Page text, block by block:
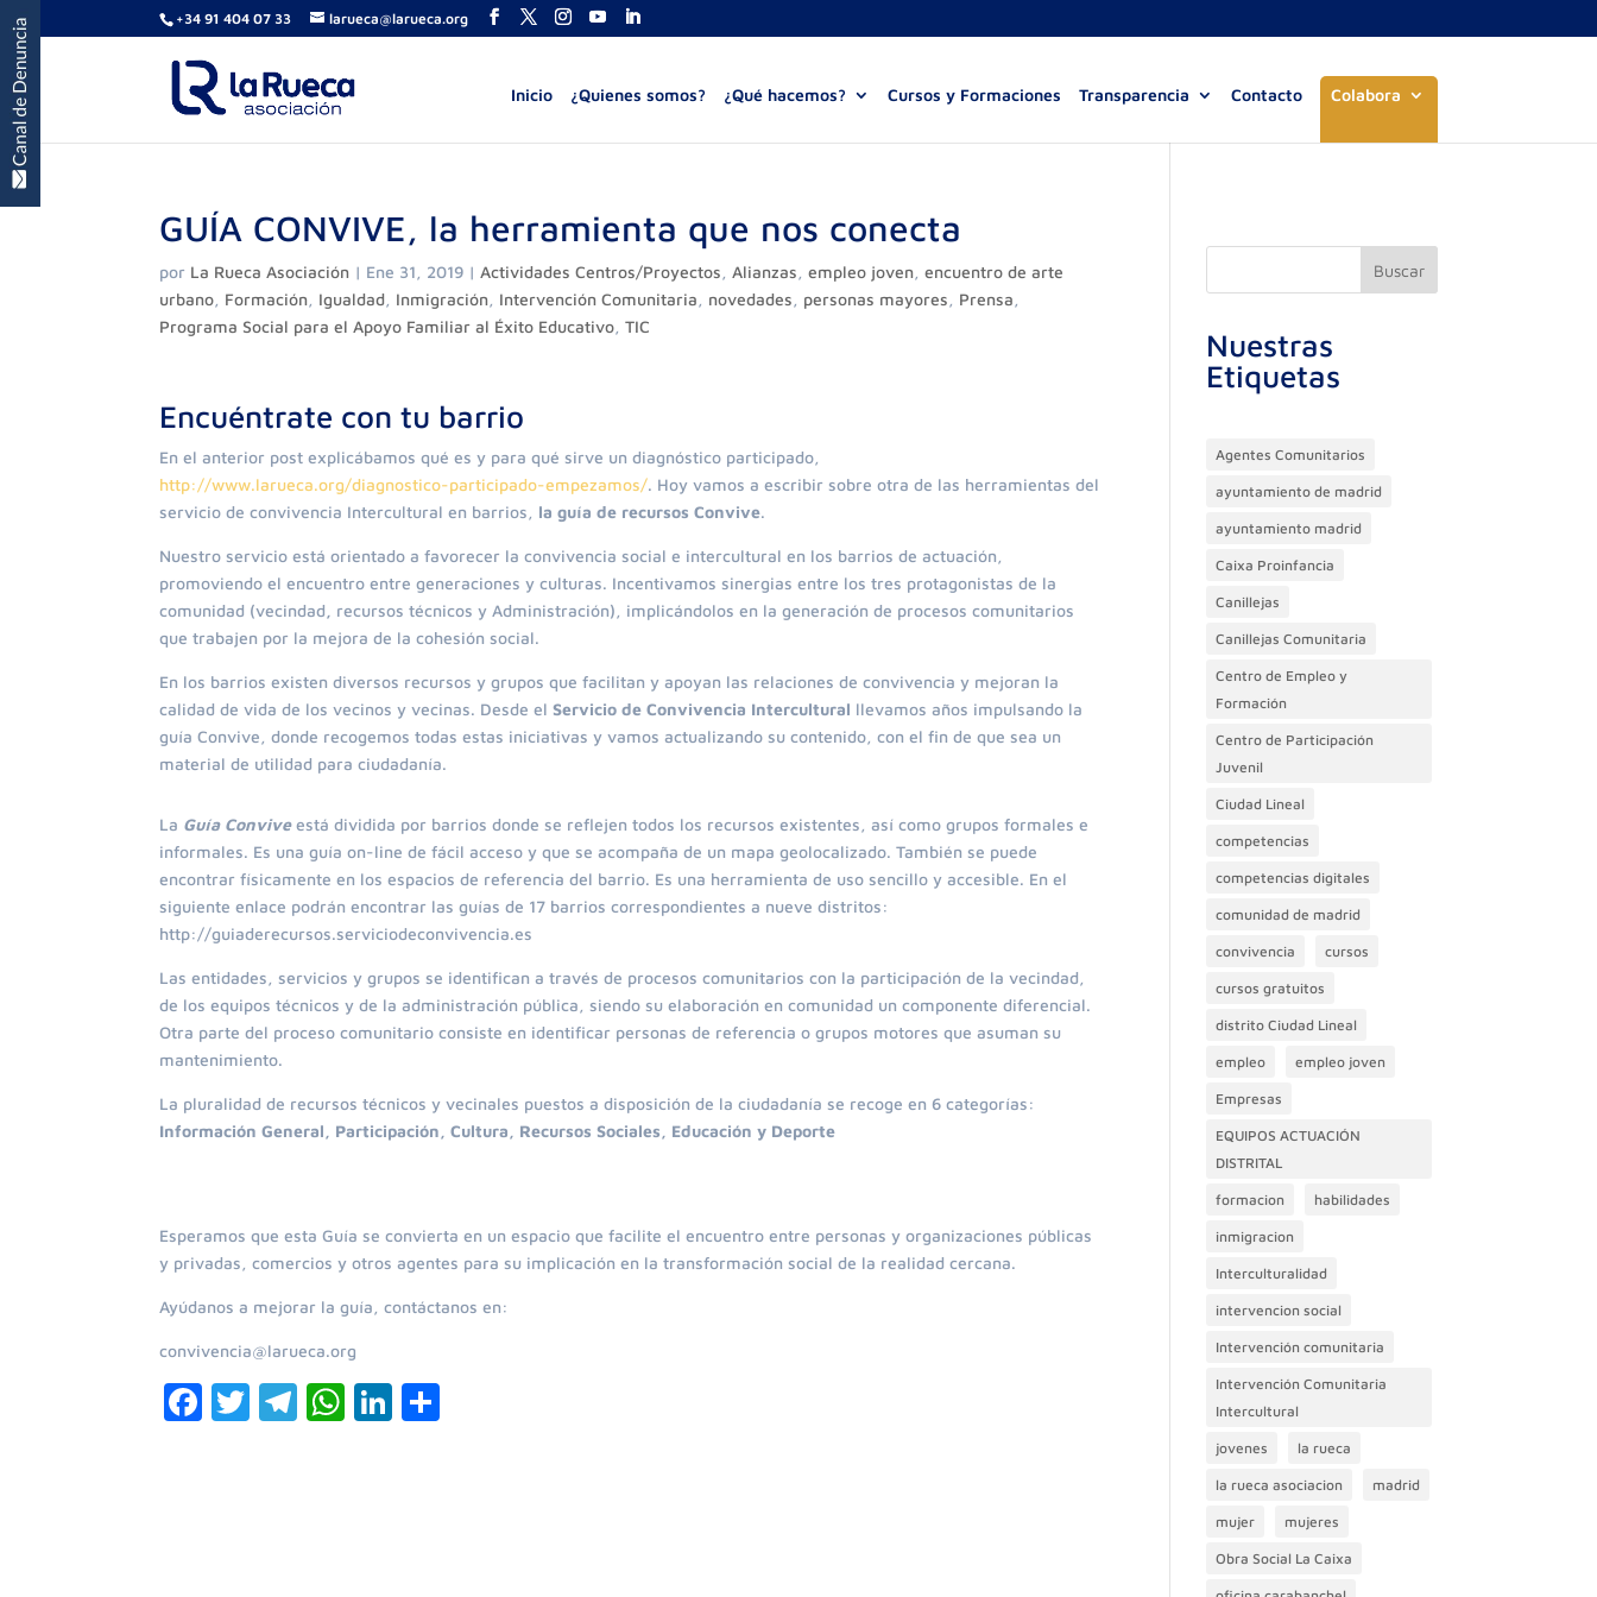
+34 91 404 07 33 larueca@larueca.org
Inicio ¿Quienes somos? ¿Qué hacemos? Cursos y Formaciones Transparencia Contacto Colabora
GUÍA CONVIVE, la herramienta que nos conecta
por La Rueca Asociación | Ene 31, 2019 |Actividades Centros/Proyectos ,Alianzas ,empleo joven ,encuentro de arte
urbano Formación Igualdad Inmigración Intervención Comunitaria novedades personas mayores Prensa
Programa Social para el Apoyo Familiar al Éxito Educativo ,TIC
Encuéntrate con tu barrio
En el anterior post explicábamos qué es y para qué sirve un diagnóstico participado,
http://www.larueca.org/diagnostico-participado-empezamos/. Hoy vamos a escribir sobre otra de las herramientas del
servicio de convivencia Intercultural en barrios, la guía de recursos Convive.
Nuestro servicio está orientado a favorecer la convivencia social e intercultural en los barrios de actuación,
promoviendo el encuentro entre generaciones y culturas. Incentivamos sinergias entre los tres protagonistas de la
comunidad (vecindad
recursos técnicos y Administración), implicándolos en la generación de procesos comunitarios
que trabajen por la mejora de la cohesión social.
En los barrios existen diversos recursos y grupos que facilitan y apoyan las relaciones de convivencia y mejoran la
calidad de vida de los vecinos y vecinas. Desde elServicio de Convivencia Intercultural llevamos años impulsando la
guía Convive, donde recogemos todas estas iniciativas y vamos actualizando su contenido, con el fin de que sea un
material de utilidad para ciudadanía.
La Guía Conviveestá dividida por barrios donde se reflejen todos los recursos existentes, así como grupos formales e
informales. Es una guía on-line de fácil acceso y que se acompaña de un mapa geolocalizado. También se puede
encontrar físicamente en los espacios de referencia del barrio. Es una herramienta de uso sencillo y accesible. En el
siguiente enlace podrán encontrar las guías de 17 barrios correspondientes a nueve distritos:
http://guiaderecursos.serviciodeconvivencia.es
Las entidades, servicios y grupos se identifican a través de procesos comunitarios con la participación de la vecindad,
de los equipos técnicos y de la administración pública, siendo su elaboración en comunidad un componente diferencial.
Otra parte del proceso comunitario consiste en identificar personas de referencia o grupos motores que asuman su
mantenimiento.
La pluralidad de recursos técnicos y vecinales puestos a disposición de la ciudadanía se recoge en 6 categorías:
Información General, Participación, Cultura, Recursos Sociales, Educación y Deporte
Esperamos que esta Guía se convierta en un espacio que facilite el encuentro entre personas y organizaciones públicas
y privadas, comercios y otros agentes para su implicación en la transformación social de la realidad cercana.
Ayúdanos a mejorar la guía, contáctanos en:
convivencia@larueca.org
F
T
T
W Li
Buscar
Nuestras
Etiquetas
Agentes Comunitarios
ayuntamiento de madrid
ayuntamiento madrid
Caixa Proinfancia
Canillejas
Canillejas Comunitaria
Centro de Empleo y
Formación
Centro de Participación
Juvenil
Ciudad Lineal
competencias
competencias digitales
comunidad de madrid
convivencia cursos
cursos gratuitos
distrito Ciudad Lineal
empleo empleo joven
Empresas
EQUIPOS ACTUACIÓN
DISTRITAL
formacion habilidades
inmigracion
Interculturalidad
intervencion social
Intervención comunitaria
Intervención Comunitaria
Intercultural
jovenes la rueca
la rueca asociacion madrid
mujer mujeres
Obra Social La Caixa